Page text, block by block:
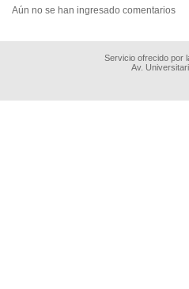
Aún no se han ingresado comentarios
Servicio ofrecido por
Av.